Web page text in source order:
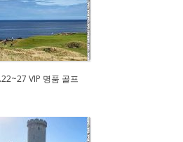
VIP 명품 골프